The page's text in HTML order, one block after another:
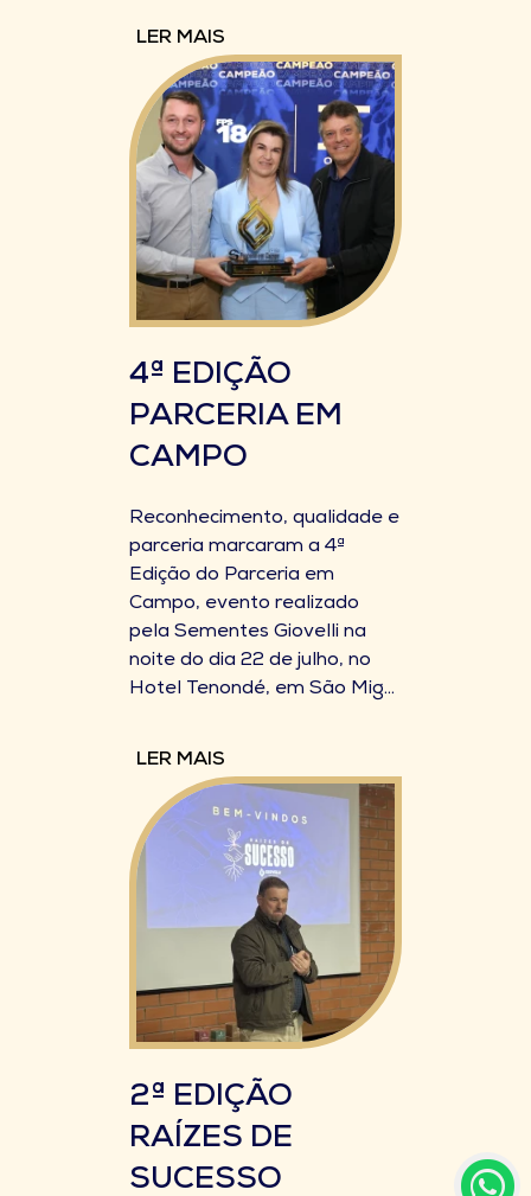
LER MAIS
4ª EDIÇÃO
PARCERIA EM
CAMPO
Reconhecimento, qualidade e
parceria marcaram a 4ª
Edição do Parceria em
Campo, evento realizado
pela Sementes Giovelli na
noite do dia 22 de julho, no
Hotel Tenondé, em São Mig...
LER MAIS
2ª EDIÇÃO
RAÍZES DE
SUCESSO